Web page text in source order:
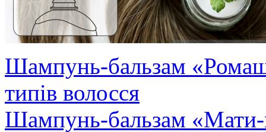
Шампунь-бальзам
типів волосся
Шампунь-бальзам